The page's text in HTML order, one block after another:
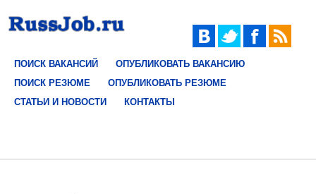
ПОИСК ВАКАНСИЙ
ОПУБЛИКОВАТЬ ВАКАНСИЮ
ПОИСК РЕЗЮМЕ
ОПУБЛИКОВАТЬ РЕЗЮМЕ
СТАТЬИ И НОВОСТИ
КОНТАКТЫ